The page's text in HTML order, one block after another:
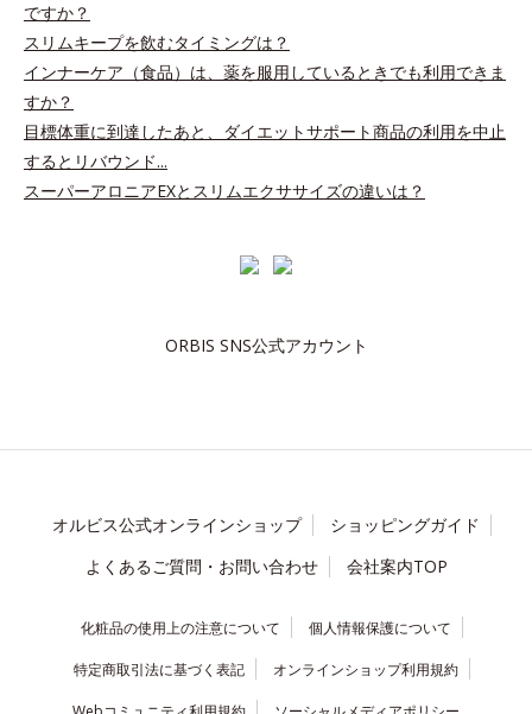
ですか？
スリムキープを飲むタイミングは？
インナーケア（食品）は、薬を服用しているときでも利用できま
すか？
目標体重に到達したあと、ダイエットサポート商品の利用を中止
するとリバウンド...
スーパーアロニアEXとスリムエクササイズの違いは？
ORBIS SNS公式アカウント
オルビス公式オンラインショップ
ショッピングガイド
よくあるご質問・お問い合わせ
会社案内TOP
化粧品の使用上の注意について 個人情報保護について
特定商取引法に基づく表記 オンラインショップ利用規約